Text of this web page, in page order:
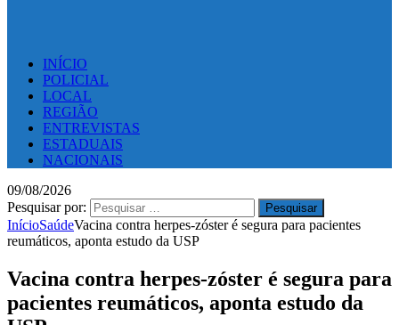
INÍCIO
POLICIAL
LOCAL
REGIÃO
ENTREVISTAS
ESTADUAIS
NACIONAIS
09/08/2026
Pesquisar por:
InícioSaúdeVacina contra herpes-zóster é segura para pacientes
reumáticos, aponta estudo da USP
Vacina contra herpes-zóster é segura para
pacientes reumáticos, aponta estudo da